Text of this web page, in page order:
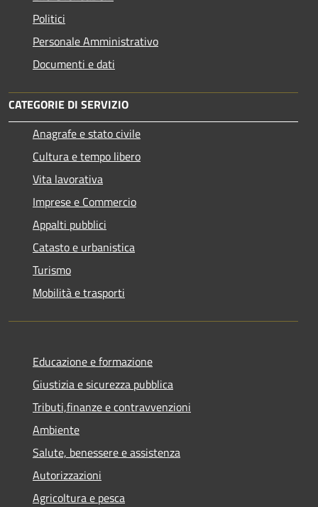
Politici
Personale Amministrativo
Documenti e dati
CATEGORIE DI SERVIZIO
Anagrafe e stato civile
Cultura e tempo libero
Vita lavorativa
Imprese e Commercio
Appalti pubblici
Catasto e urbanistica
Turismo
Mobilità e trasporti
Educazione e formazione
Giustizia e sicurezza pubblica
Tributi,finanze e contravvenzioni
Ambiente
Salute, benessere e assistenza
Autorizzazioni
Agricoltura e pesca